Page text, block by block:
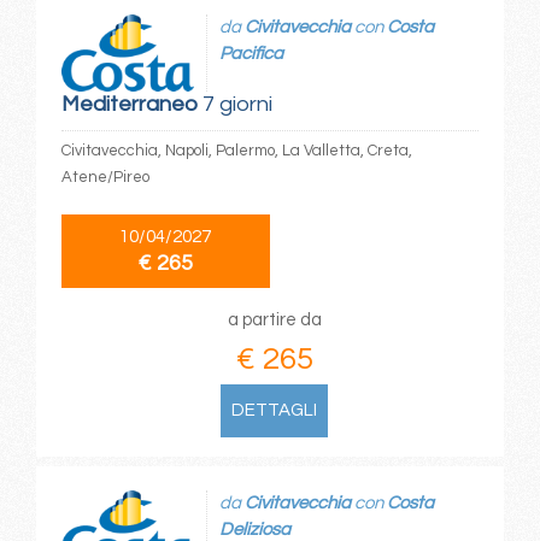
Mediterraneo7 giorni
da Civitavecchiacon Costa
Pacifica
Civitavecchia, Napoli, Palermo, La Valletta, Creta,
Atene/Pireo
10/04/2027
€ 265
a partire da
€ 265
DETTAGLI
da Civitavecchiacon Costa
Deliziosa